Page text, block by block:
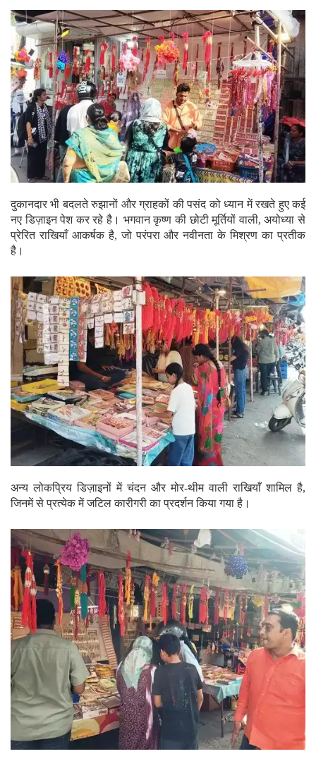
दुकानदार भी बदलते रुझानों और ग्राहकों की पसंद को ध्यान में रखते हुए कई
नए डिज़ाइन पेश कर रहे है। भगवान कृष्ण की छोटी मूर्तियों वाली, अयोध्या से
प्रेरित राखियाँ आकर्षक है, जो परंपरा और नवीनता के मिश्रण का प्रतीक
है।
अन्य लोकप्रिय डिज़ाइनों में चंदन और मोर-थीम वाली राखियाँ शामिल है,
जिनमें से प्रत्येक में जटिल कारीगरी का प्रदर्शन किया गया है।